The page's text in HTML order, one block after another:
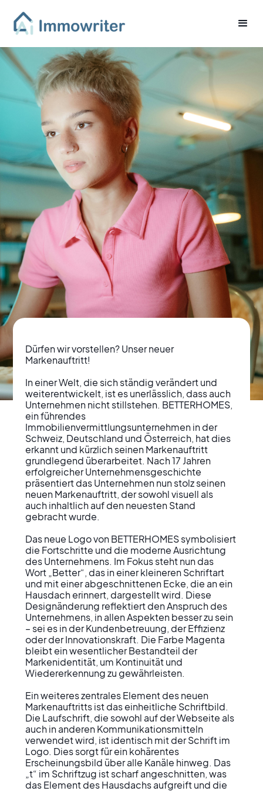
BETTERHOMES
präsentiert
modernisierten
Markenauftritt für die
Zukunft
Dürfen wir vorstellen? Unser neuer
Markenauftritt!
In einer Welt, die sich ständig verändert und
weiterentwickelt, ist es unerlässlich, dass auch
Unternehmen nicht stillstehen. BETTERHOMES,
ein führendes
Immobilienvermittlungsunternehmen in der
Schweiz, Deutschland und Österreich, hat dies
erkannt und kürzlich seinen Markenauftritt
grundlegend überarbeitet. Nach 17 Jahren
erfolgreicher Unternehmensgeschichte
präsentiert das Unternehmen nun stolz seinen
neuen Markenauftritt, der sowohl visuell als
auch inhaltlich auf den neuesten Stand
gebracht wurde.
Das neue Logo von BETTERHOMES symbolisiert
die Fortschritte und die moderne Ausrichtung
des Unternehmens. Im Fokus steht nun das
Wort „Better“, das in einer kleineren Schriftart
und mit einer abgeschnittenen Ecke, die an ein
Hausdach erinnert, dargestellt wird. Diese
Designänderung reflektiert den Anspruch des
Unternehmens, in allen Aspekten besser zu sein
– sei es in der Kundenbetreuung, der Effizienz
oder der Innovationskraft. Die Farbe Magenta
bleibt ein wesentlicher Bestandteil der
Markenidentität, um Kontinuität und
Wiedererkennung zu gewährleisten.
Ein weiteres zentrales Element des neuen
Markenauftritts ist das einheitliche Schriftbild.
Die Laufschrift, die sowohl auf der Webseite als
auch in anderen Kommunikationsmitteln
verwendet wird, ist identisch mit der Schrift im
Logo. Dies sorgt für ein kohärentes
Erscheinungsbild über alle Kanäle hinweg. Das
„t“ im Schriftzug ist scharf angeschnitten, was
das Element des Hausdachs aufgreift und die